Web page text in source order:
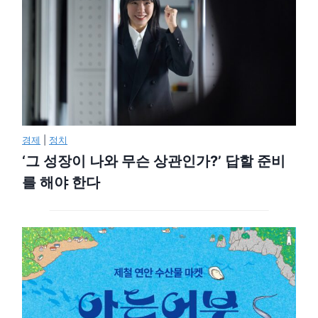
경제 정치
‘그 성장이 나와 무슨 상관인가?’ 답할 준비
를 해야 한다